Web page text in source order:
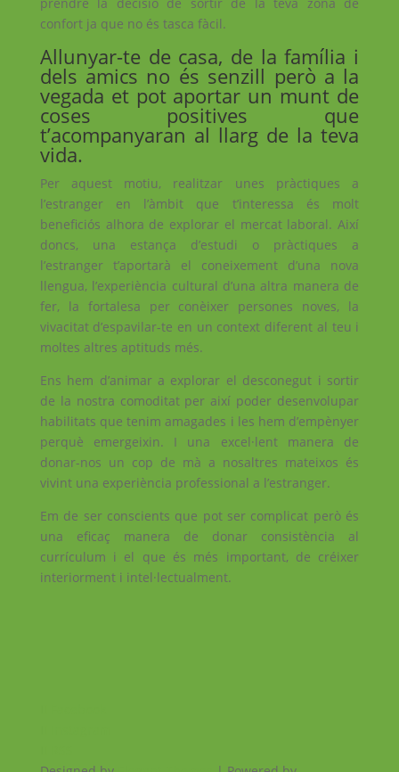
confort ja que no és tasca fàcil.
Allunyar-te de casa, de la família i
dels amics no és senzill però a la
vegada et pot aportar un munt de
coses positives que
t’acompanyaran al llarg de la teva
vida.
Per aquest motiu, realitzar unes pràctiques a
l’estranger en l’àmbit que t’interessa és molt
beneficiós alhora de explorar el mercat laboral. Així
doncs, una estança d’estudi o pràctiques a
l’estranger t’aportarà el coneixement d’una nova
llengua, l’experiència cultural d’una altra manera de
fer, la fortalesa per conèixer persones noves, la
vivacitat d’espavilar-te en un context diferent al teu i
moltes altres aptituds més.
Ens hem d’animar a explorar el desconegut i sortir
de la nostra comoditat per així poder desenvolupar
habilitats que tenim amagades i les hem d’empènyer
perquè emergeixin. I una excel·lent manera de
donar-nos un cop de mà a nosaltres mateixos és
vivint una experiència professional a l’estranger.
Em de ser conscients que pot ser complicat però és
una eficaç manera de donar consistència al
currículum i el que és més important, de créixer
interiorment i intel·lectualment.